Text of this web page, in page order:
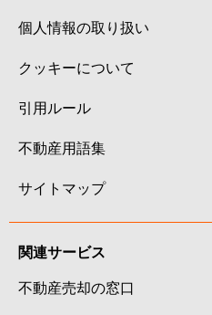
個人情報の取り扱い
クッキーについて
引用ルール
不動産用語集
サイトマップ
関連サービス
不動産売却の窓口